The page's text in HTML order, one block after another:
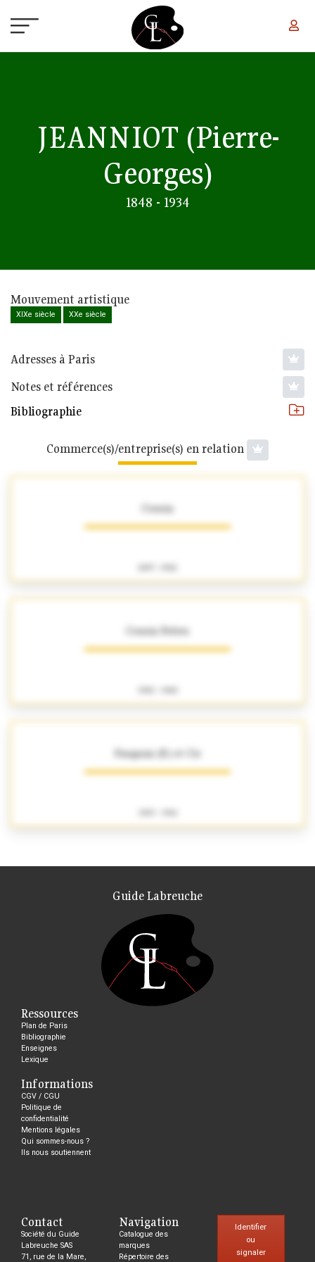
JEANNIOT (Pierre-
Georges)
1848 - 1934
Mouvement artistique
XIXe siècle XXe siècle
Adresses à Paris
Notes et références
Bibliographie
Commerce(s)/entreprise(s) en relation
Cousin
Cousin Frères
1902 - 1960
Pasquini (F.) et Cie
Guide Labreuche
Ressources
Plan de Paris
Bibliographie
Enseignes
Lexique
Informations
CGV / CGU
Politique de
confidentialité
Mentions légales
Qui sommes-nous ?
Ils nous soutiennent
Contact
Société du Guide
Labreuche SAS
71, rue de la Mare,
Navigation
Catalogue des
marques
Répertoire des
Identifier
ou
signaler